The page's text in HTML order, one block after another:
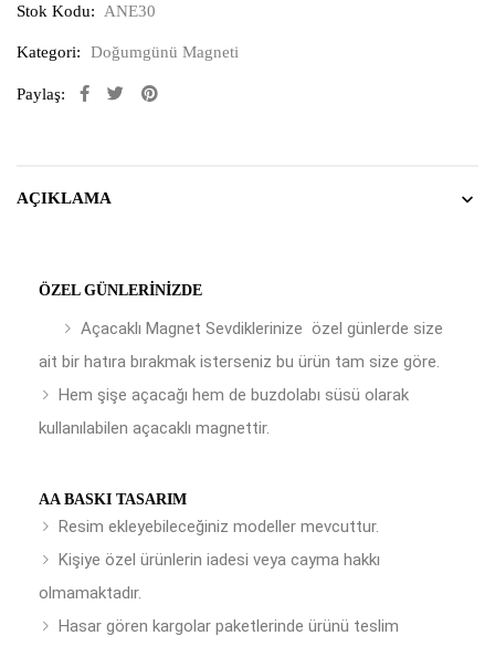
Stok Kodu: ANE30
Kategori: Doğumgünü Magneti
Paylaş:
AÇIKLAMA
ÖZEL GÜNLERINIZDE
Açacaklı Magnet Sevdiklerinize özel günlerde size
ait bir hatıra bırakmak isterseniz bu ürün tam size göre.
Hem şişe açacağı hem de buzdolabı süsü olarak
kullanılabilen açacaklı magnettir.
AA BASKI TASARIM
Resim ekleyebileceğiniz modeller mevcuttur.
Kişiye özel ürünlerin iadesi veya cayma hakkı
olmamaktadır.
Hasar gören kargolar paketlerinde ürünü teslim